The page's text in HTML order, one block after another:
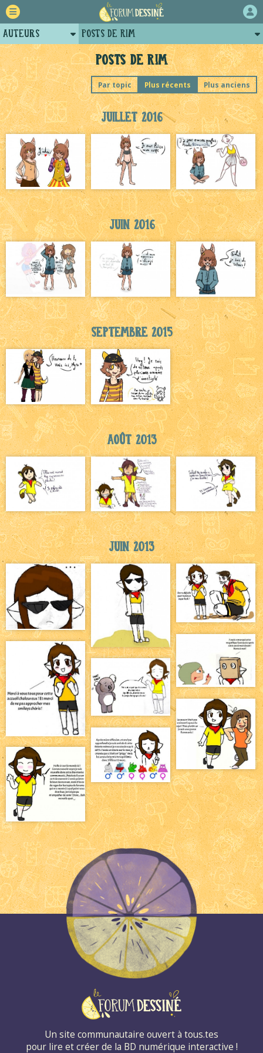
Posts de Rim
Plus anciens
Plus récents
Par topic
Juillet 2016
Juin 2016
Septembre 2015
Août 2013
Juin 2013
Un site communautaire ouvert à tous.tes
pour lire et créer de la BD numérique interactive !
Auteurs
Retour
Forum
Projets
Tutoriels
Posts de Rim
Profil de rim